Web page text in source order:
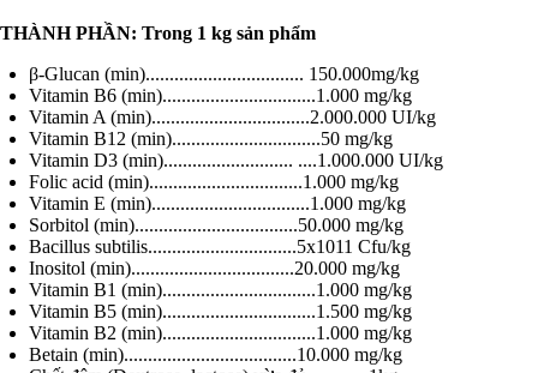
THÀNH PHẦN: Trong 1 kg sản phẩm
β-Glucan (min)................................. 150.000mg/kg
Vitamin B6 (min)................................1.000 mg/kg
Vitamin A (min).................................2.000.000 UI/kg
Vitamin B12 (min)...............................50 mg/kg
Vitamin D3 (min)........................... ....1.000.000 UI/kg
Folic acid (min)................................1.000 mg/kg
Vitamin E (min).................................1.000 mg/kg
Sorbitol (min)..................................50.000 mg/kg
Bacillus subtilis...............................5x1011 Cfu/kg
Inositol (min)..................................20.000 mg/kg
Vitamin B1 (min)................................1.000 mg/kg
Vitamin B5 (min)................................1.500 mg/kg
Vitamin B2 (min)................................1.000 mg/kg
Betain (min)....................................10.000 mg/kg